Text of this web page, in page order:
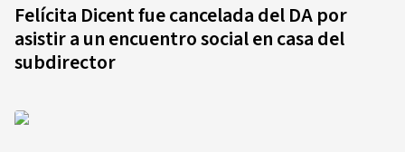
Felícita Dicent fue cancelada del DA por
asistir a un encuentro social en casa del
subdirector